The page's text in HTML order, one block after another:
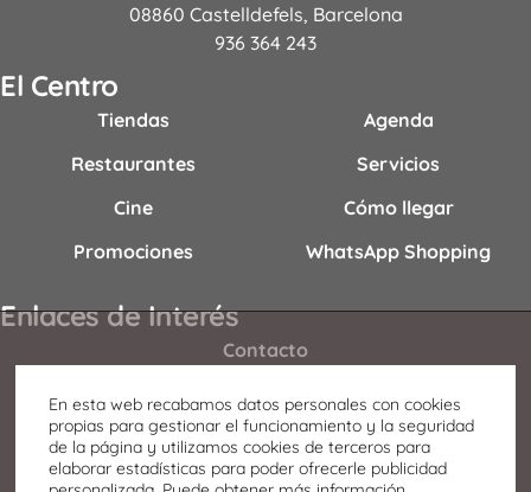
08860 Castelldefels, Barcelona
936 364 243
El Centro
Tiendas
Restaurantes
Cine
Promociones
Agenda
Servicios
Cómo llegar
WhatsApp Shopping
Enlaces de Interés
Contacto
Horario
Oportunidades de negocio
Qué ver en Castelldefels
En esta web recabamos datos personales con cookies
propias para gestionar el funcionamiento y la seguridad
de la página y utilizamos cookies de terceros para
elaborar estadísticas para poder ofrecerle publicidad